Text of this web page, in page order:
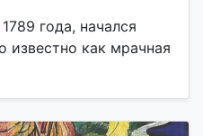
года, начался
как мрачная